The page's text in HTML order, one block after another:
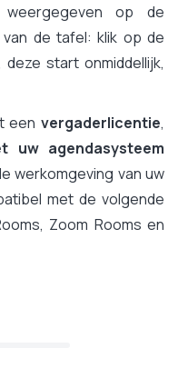
op de
de tafel: klik op de
start onmiddellijk,
een vergaderlicentie,
uw agendasysteem
werkomgeving van uw
met de volgende
Zoom Rooms en